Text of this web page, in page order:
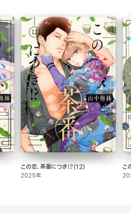
この恋、茶番につき!?(12)
2025年
こ